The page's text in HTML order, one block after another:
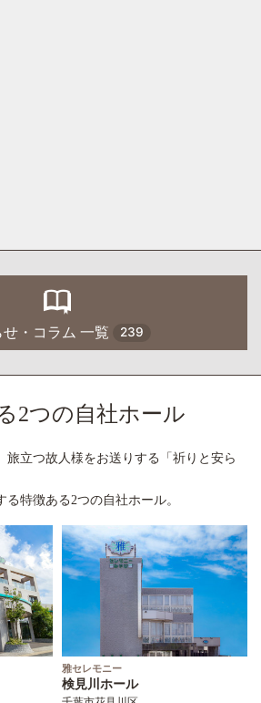
せ・コラム 一覧 239
2つの自社ホール
旅立つ故人様をお送りする「祈りと安ら
特徴ある2つの自社ホール。
雅セレモニー
検見川ホール